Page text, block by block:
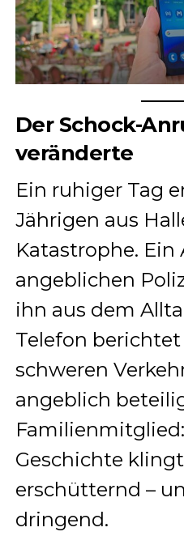
Der Schock-
veränderte
Ein ruhiger Tag
Jährigen aus
Katastrophe.
angeblichen
ihn aus dem
Telefon
schweren
angeblich
Geschichte
erschütternd –
dringend.